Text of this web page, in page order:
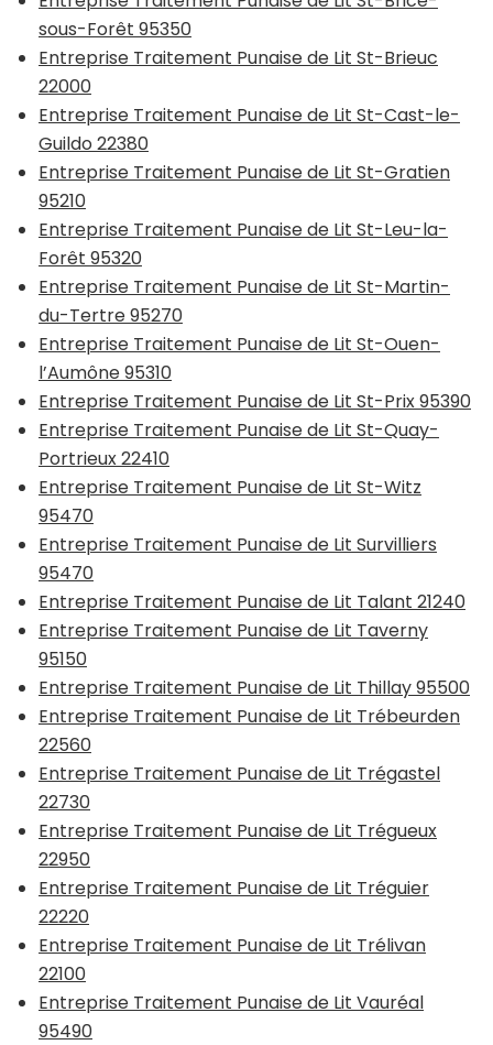
sous-Forêt 95350
Entreprise Traitement Punaise de Lit St-Brieuc
22000
Entreprise Traitement Punaise de Lit St-Cast-le-
Guildo 22380
Entreprise Traitement Punaise de Lit St-Gratien
95210
Entreprise Traitement Punaise de Lit St-Leu-la-
Forêt 95320
Entreprise Traitement Punaise de Lit St-Martin-
du-Tertre 95270
Entreprise Traitement Punaise de Lit St-Ouen-
l’Aumône 95310
Entreprise Traitement Punaise de Lit St-Prix 95390
Entreprise Traitement Punaise de Lit St-Quay-
Portrieux 22410
Entreprise Traitement Punaise de Lit St-Witz
95470
Entreprise Traitement Punaise de Lit Survilliers
95470
Entreprise Traitement Punaise de Lit Talant 21240
Entreprise Traitement Punaise de Lit Taverny
95150
Entreprise Traitement Punaise de Lit Thillay 95500
Entreprise Traitement Punaise de Lit Trébeurden
22560
Entreprise Traitement Punaise de Lit Trégastel
22730
Entreprise Traitement Punaise de Lit Trégueux
22950
Entreprise Traitement Punaise de Lit Tréguier
22220
Entreprise Traitement Punaise de Lit Trélivan
22100
Entreprise Traitement Punaise de Lit Vauréal
95490